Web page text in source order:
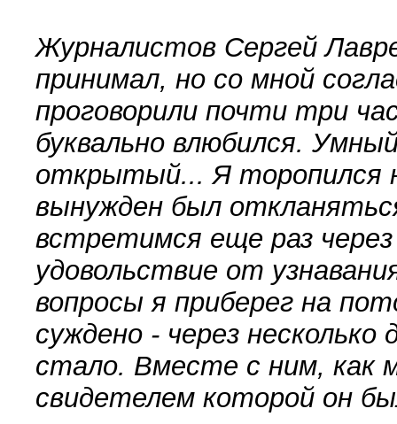
Журналистов Сергей
принимал, но со мной
проговорили почти три
буквально влюбился.
открытый... Я торопился
вынужден был
встретимся еще раз
удовольствие от
вопросы я приберег на
суждено - через
стало. Вместе с ним, как
свидетелем которой он